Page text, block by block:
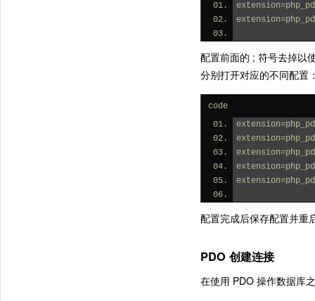
配置前面的 ; 符号去掉以
分别打开对应的不同配置
code
配置完成后保存配置并重
PDO 创建连接
在使用 PDO 操作数据库